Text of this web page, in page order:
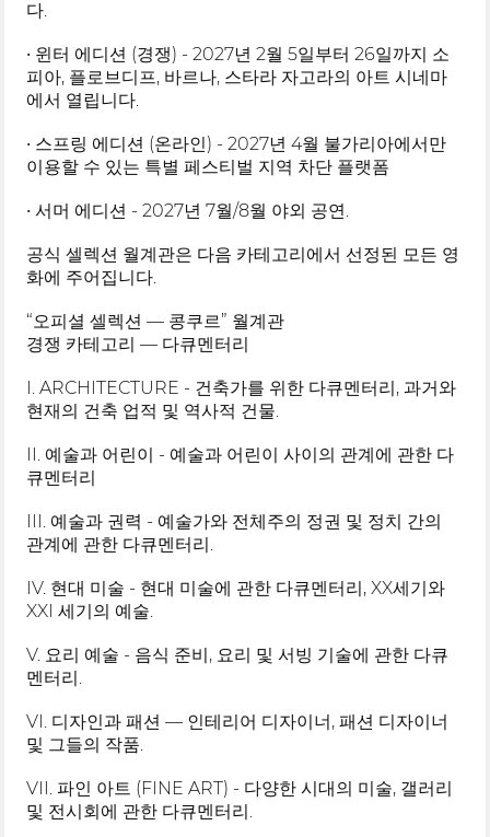
다.
• 윈터 에디션 (경쟁) - 2027년 2월 5일부터 26일까지 소
피아, 플로브디프, 바르나, 스타라 자고라의 아트 시네마
에서 열립니다.
• 스프링 에디션 (온라인) - 2027년 4월 불가리아에서만
이용할 수 있는 특별 페스티벌 지역 차단 플랫폼
• 서머 에디션 - 2027년 7월/8월 야외 공연.
공식 셀렉션 월계관은 다음 카테고리에서 선정된 모든 영
화에 주어집니다.
“오피셜 셀렉션 — 콩쿠르” 월계관
경쟁 카테고리 — 다큐멘터리
I. ARCHITECTURE - 건축가를 위한 다큐멘터리, 과거와
현재의 건축 업적 및 역사적 건물.
II. 예술과 어린이 - 예술과 어린이 사이의 관계에 관한 다
큐멘터리
III. 예술과 권력 - 예술가와 전체주의 정권 및 정치 간의
관계에 관한 다큐멘터리.
IV. 현대 미술 - 현대 미술에 관한 다큐멘터리, XX세기와
XXI 세기의 예술.
V. 요리 예술 - 음식 준비, 요리 및 서빙 기술에 관한 다큐
멘터리.
VI. 디자인과 패션 — 인테리어 디자이너, 패션 디자이너
및 그들의 작품.
VII. 파인 아트 (FINE ART) - 다양한 시대의 미술, 갤러리
및 전시회에 관한 다큐멘터리.